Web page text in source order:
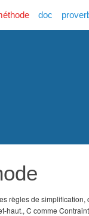
doc
règles de
haut., C comme